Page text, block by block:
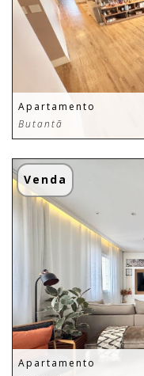
Apartamento
Butantã
Venda
Apartamento